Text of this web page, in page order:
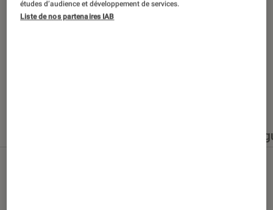
Sélections et
études d’audience et développement de services.
Liste de nos partenaires IAB